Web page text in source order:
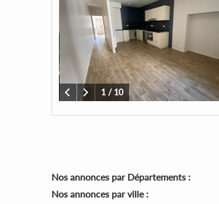
1 / 10
Nos annonces par Départements :
Nos annonces par ville :